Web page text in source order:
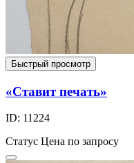
Быстрый просмотр
«Ставит печать»
ID: 11224
Статус Цена по запросу